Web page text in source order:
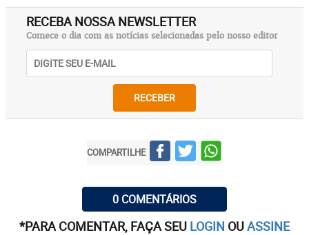
RECEBA NOSSA NEWSLETTER
Comece o dia com as notícias selecionadas pelo nosso editor
RECEBER
COMPARTILHE
0 COMENTÁRIOS
*PARA COMENTAR, FAÇA SEU LOGIN OUASSINE